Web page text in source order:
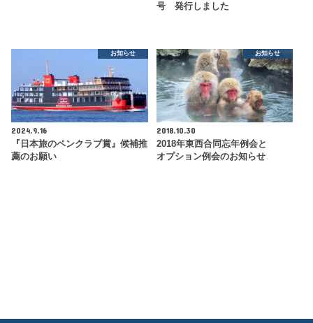
号 発行しました
お知らせ
2024.9.16
『日本旅のペンクラブ賞』候補推
薦のお願い
お知らせ
2018.10.30
2018年東西合同忘年例会と
オプション例会のお知らせ